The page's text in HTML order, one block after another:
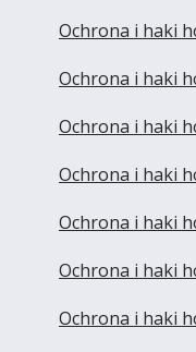
Ochrona i haki
Ochrona i haki
Ochrona i haki
Ochrona i haki
Ochrona i haki
Ochrona i haki
Ochrona i haki